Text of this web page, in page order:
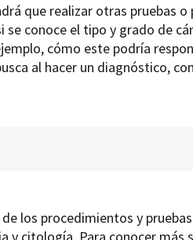
que realizar otras pruebas
conoce el tipo y grado de
cómo este podría
al hacer un diagnóstico,
los procedimientos y